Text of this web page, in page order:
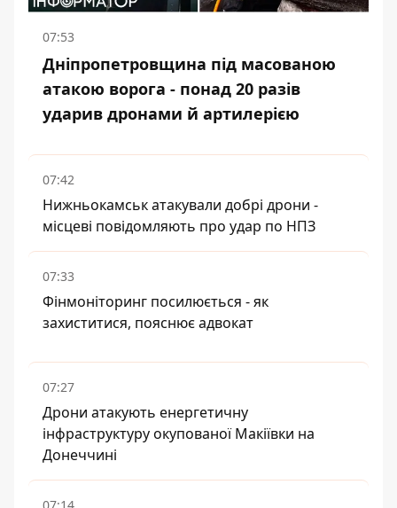
07:53
Дніпропетровщина під масованою
атакою ворога - понад 20 разів
ударив дронами й артилерією
07:42
Нижньокамськ атакували добрі дрони -
місцеві повідомляють про удар по НПЗ
07:33
Фінмоніторинг посилюється - як
захиститися, пояснює адвокат
07:27
Дрони атакують енергетичну
інфраструктуру окупованої Макіївки на
Донеччині